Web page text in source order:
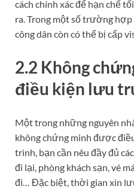
cách chính xác để hạn chế
ra. Trong một số trường
công dân còn có thể bị cấp
2.2 Không
điều kiện lưu
Một trong những nguyên
không chứng minh được
trình, bạn cần nêu đầy đủ
đi lại, phòng khách sạn, vé
đi… Đặc biệt, thời gian xin